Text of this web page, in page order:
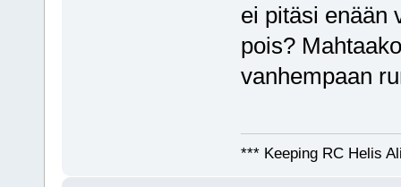
ei pitäsi enään
pois?
vanhempaan
*** Keeping RC Helis